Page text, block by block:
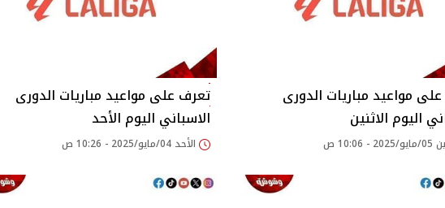
مواعيد مباريات الدورى
اليوم الاثنين
10:06 ص
تعرف على مواعيد مباريات الدورى
الاسباني اليوم الأحد
الأحد 04/مايو/2025 - 10:26 ص